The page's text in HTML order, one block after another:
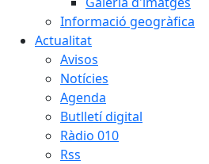
Informació geogràfica
Actualitat
Avisos
Notícies
Agenda
Butlletí digital
Ràdio 010
Rss